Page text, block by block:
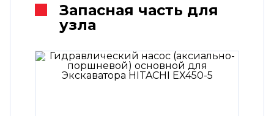
Запасная часть для
узла